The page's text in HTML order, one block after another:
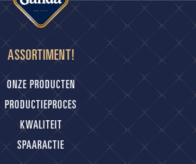
ASSORTIMENT!
ONZE PRODUCTEN
PRODUCTIEPROCES
KWALITEIT
SPAARACTIE